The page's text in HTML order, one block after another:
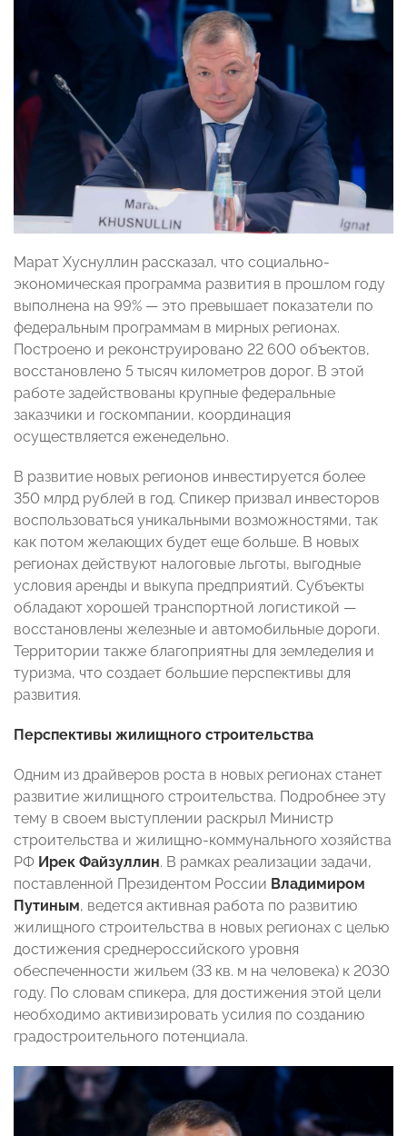
Марат Хуснуллин рассказал, что социально-
экономическая программа развития в прошлом году
выполнена на 99% — это превышает показатели по
федеральным программам в мирных регионах.
Построено и реконструировано 22 600 объектов,
восстановлено 5 тысяч километров дорог. В этой
работе задействованы крупные федеральные
заказчики и госкомпании, координация
осуществляется еженедельно.
В развитие новых регионов инвестируется более
350 млрд рублей в год. Спикер призвал инвесторов
воспользоваться уникальными возможностями, так
как потом желающих будет еще больше. В новых
регионах действуют налоговые льготы, выгодные
условия аренды и выкупа предприятий. Субъекты
обладают хорошей транспортной логистикой —
восстановлены железные и автомобильные дороги.
Территории также благоприятны для земледелия и
туризма, что создает большие перспективы для
развития.
Перспективы жилищного строительства
Одним из драйверов роста в новых регионах станет
развитие жилищного строительства. Подробнее эту
тему в своем выступлении раскрыл Министр
строительства и жилищно-коммунального хозяйства
РФ Ирек Файзуллин. В рамках реализации задачи,
поставленной Президентом России Владимиром
Путиным, ведется активная работа по развитию
жилищного строительства в новых регионах с целью
достижения среднероссийского уровня
обеспеченности жильем (33 кв. м на человека) к 2030
году. По словам спикера, для достижения этой цели
необходимо активизировать усилия по созданию
градостроительного потенциала.